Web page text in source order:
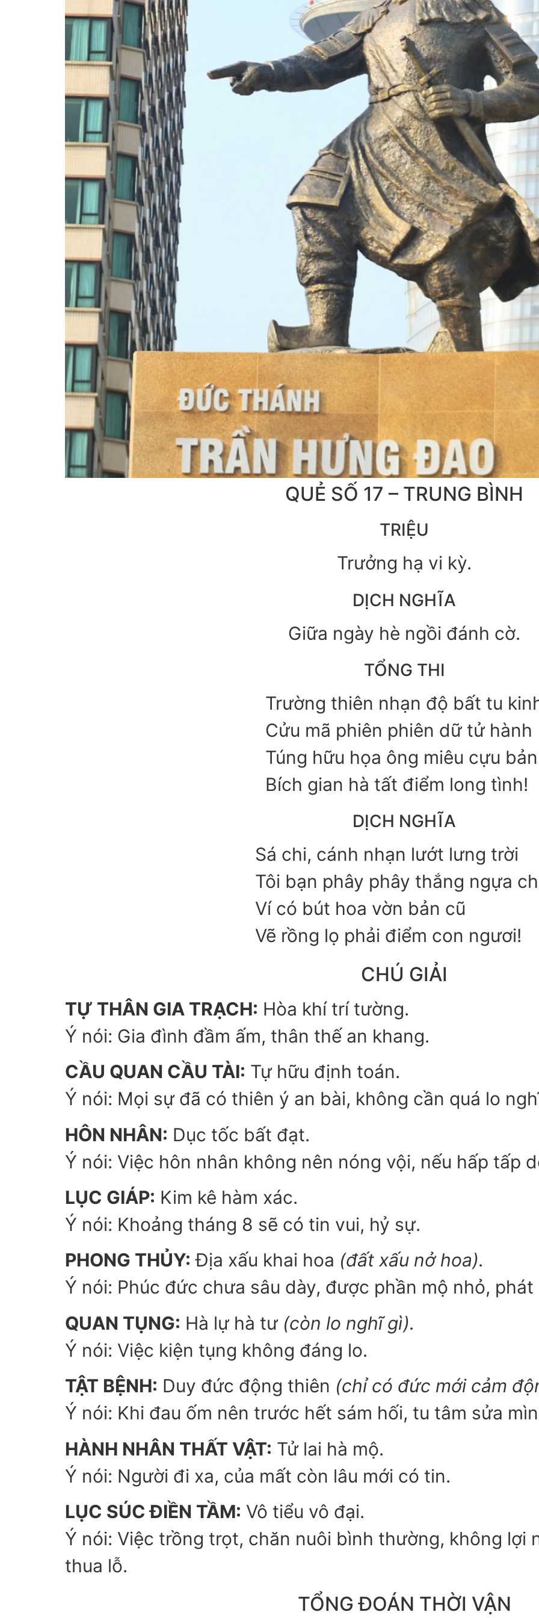
QUẺ SỐ 17 – TRUNG BÌNH
TRIỆU
Trưởng hạ vi kỳ.
DỊCH NGHĨA
Giữa ngày hè ngồi đánh cờ.
TỔNG THI
Trường thiên nhạn độ bất tu
Cửu mã phiên phiên dữ tử hành
Túng hữu họa ông miêu cựu bản
Bích gian hà tất điểm long tình!
DỊCH NGHĨA
Sá chi, cánh nhạn lướt lưng trời
Tôi bạn phây phây thắng ngựa
Ví có bút hoa vờn bản cũ
Vẽ rồng lọ phải điểm con ngươi!
CHÚ GIẢI
TỰ THÂN GIA TRẠCH: Hòa khí trí tường.
Ý nói: Gia đình đầm ấm, thân thế an khang.
CẦU QUAN CẦU TÀI: Tự hữu định toán.
Ý nói: Mọi sự đã có thiên ý an bài, không cần quá lo
HÔN NHÂN: Dục tốc bất đạt.
Ý nói: Việc hôn nhân không nên nóng vội, nếu hấp tấp
LỤC GIÁP: Kim kê hàm xác.
Ý nói: Khoảng tháng 8 sẽ có tin vui, hỷ sự.
PHONG THỦY: Địa xấu khai hoa (đất xấu nở hoa).
Ý nói: Phúc đức chưa sâu dày, được phần mộ nhỏ, phát
QUAN TỤNG: Hà lự hà tư (còn lo nghĩ gì).
Ý nói: Việc kiện tụng không đáng lo.
TẬT BỆNH: Duy đức động thiên (chỉ có đức mới cảm
Ý nói: Khi đau ốm nên trước hết sám hối, tu tâm sửa
HÀNH NHÂN THẤT VẬT: Tử lai hà mộ.
Ý nói: Người đi xa, của mất còn lâu mới có tin.
LỤC SÚC ĐIỀN TẦM: Vô tiểu vô đại.
Ý nói: Việc trồng trọt, chăn nuôi bình thường, không lợi
thua lỗ.
TỔNG ĐOÁN THỜI VẬN